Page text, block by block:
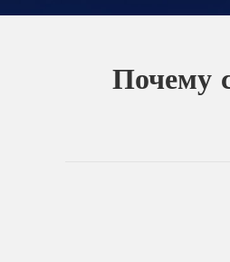
Почему